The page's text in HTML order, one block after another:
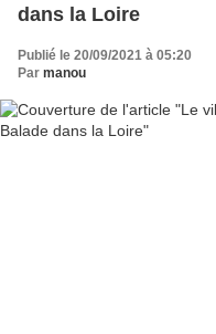
dans la Loire
Publié le 20/09/2021 à 05:20
Par manou